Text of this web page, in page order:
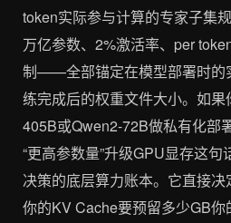
token实际参与计算的专家子
万亿参数、2%激活率、per
制——全部锚定在模型部署时的
练完成后的权重文件大小。如
405B或Qwen2-72B做私有化部
“更高参数量”升级GPU显存这
决策的底层算力账本。它直接
你的KV Cache要预留多少GB